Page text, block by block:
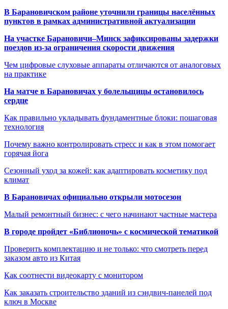
В Барановичском районе уточнили границы населённых
пунктов в рамках административной актуализации
На участке Барановичи–Минск зафиксированы задержки
поездов из-за ограничения скорости движения
Чем цифровые слуховые аппараты отличаются от аналоговых
на практике
На матче в Барановичах у болельщицы остановилось
сердце
Как правильно укладывать фундаментные блоки: пошаговая
технология
Почему важно контролировать стресс и как в этом помогает
горячая йога
Сезонный уход за кожей: как адаптировать косметику под
климат
В Барановичах официально открыли мотосезон
Малый ремонтный бизнес: с чего начинают частные мастера
В городе пройдет «Библионочь» с космической тематикой
Проверить комплектацию и не только: что смотреть перед
заказом авто из Китая
Как соотнести видеокарту с монитором
Как заказать строительство зданий из сэндвич-панелей под
ключ в Москве